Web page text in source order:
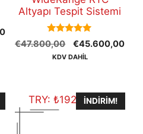
Şu
andaki
Altyapı Tespit Sistemi
5.00
out of 5
€47.800,00
Orijinal
fiyat:
€45.600,00Şu
KDV DAHİL
TRY: ₺192.104,50
İNDIRIM!